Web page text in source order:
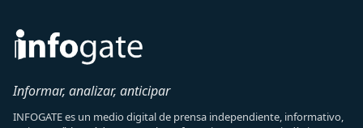
Informar, analizar, anticipar
INFOGATE es un medio digital de prensa independiente, informativo,